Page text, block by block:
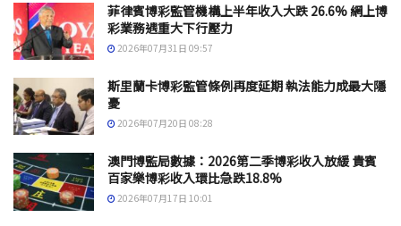
菲律賓博彩監管機構上半年收入大跌 26.6% 網上博
彩業務遇重大下行壓力
2026年07月31日 09:57
斯里蘭卡博彩監管條例再度延期 執法能力成最大隱
憂
2026年07月20日 08:28
澳門博監局數據：2026第二季博彩收入放緩 貴賓
百家樂博彩收入環比急跌18.8%
2026年07月17日 10:01